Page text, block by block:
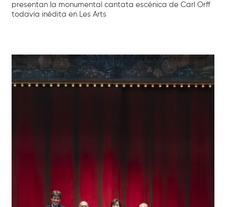
presentan la monumental cantata escénica de Carl Orff
todavía inédita en Les Arts